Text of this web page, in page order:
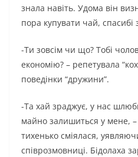
знала навіть. Удома він
пора купувати чай,
-Ти зовсім чи що? Тобі
економію? – репетувала
поведінки “дружини”.
-Та хай зраджує, у нас
майно залишиться у мене,
тихенько сміялася,
співрозмовниці. Бідолаха